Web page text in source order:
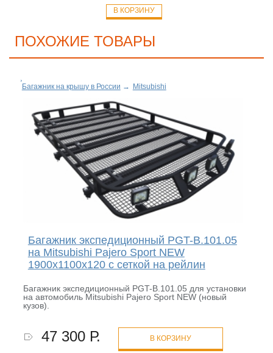
В КОРЗИНУ
ПОХОЖИЕ ТОВАРЫ
Багажник на крышу в России → Mitsubishi
Багажник экспедиционный PGT-B.101.05
на Mitsubishi Pajero Sport NEW
1900х1100х120 с сеткой на рейлин
Багажник экспедиционный PGT-B.101.05 для установки
на автомобиль Mitsubishi Pajero Sport NEW (новый
кузов).
47 300 Р. В КОРЗИНУ